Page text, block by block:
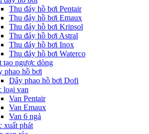
Thu đáy hồ bơi Pentair
Thu đáy hồ bơi Emaux
Thu đáy hồ bơi Kripsol
Thu đáy hồ bơi Astral
Thu đáy hồ bơi Inox
Thu đáy hồ bơi Waterco
tạo ngược dòng
phao hồ bơi
Dây phao hồ bơi Dofi
loại van
Van Pentair
Van Emaux
Van 6 ngả
xuất phát